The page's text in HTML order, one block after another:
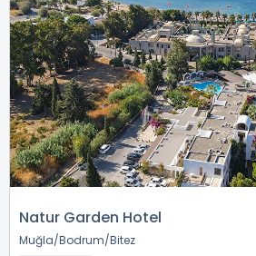
Natur Garden Hotel
Muğla Bodrum Bitez